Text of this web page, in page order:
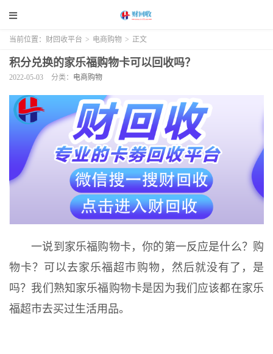
当前位置： 财回收平台 > 电商购物 > 正文
积分兑换的家乐福购物卡可以回收吗？
2022-05-03 分类： 电商购物
一说到家乐福购物卡，你的第一反应是什么？购
物卡？可以去家乐福超市购物，然后就没有了，是
吗？我们熟知家乐福购物卡是因为我们应该都在家乐
福超市去买过生活用品。